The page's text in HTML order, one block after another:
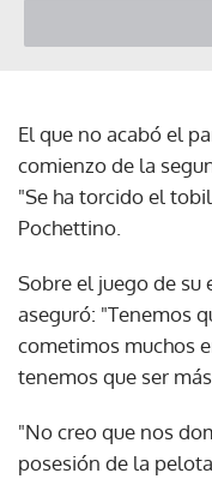
El que no acabó el
comienzo de la
"Se ha torcido el
Pochettino.
Sobre el juego de
aseguró: "Tenemos
cometimos muchos
tenemos que ser
"No creo que nos
posesión de la